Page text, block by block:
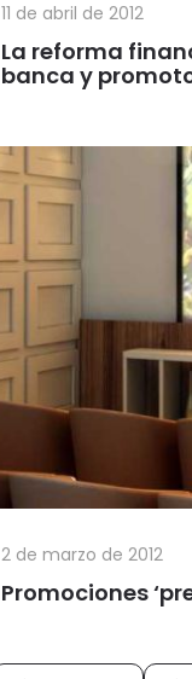
La reforma
banca y
11 de abril de 2012
Promociones
2 de marzo de 2012